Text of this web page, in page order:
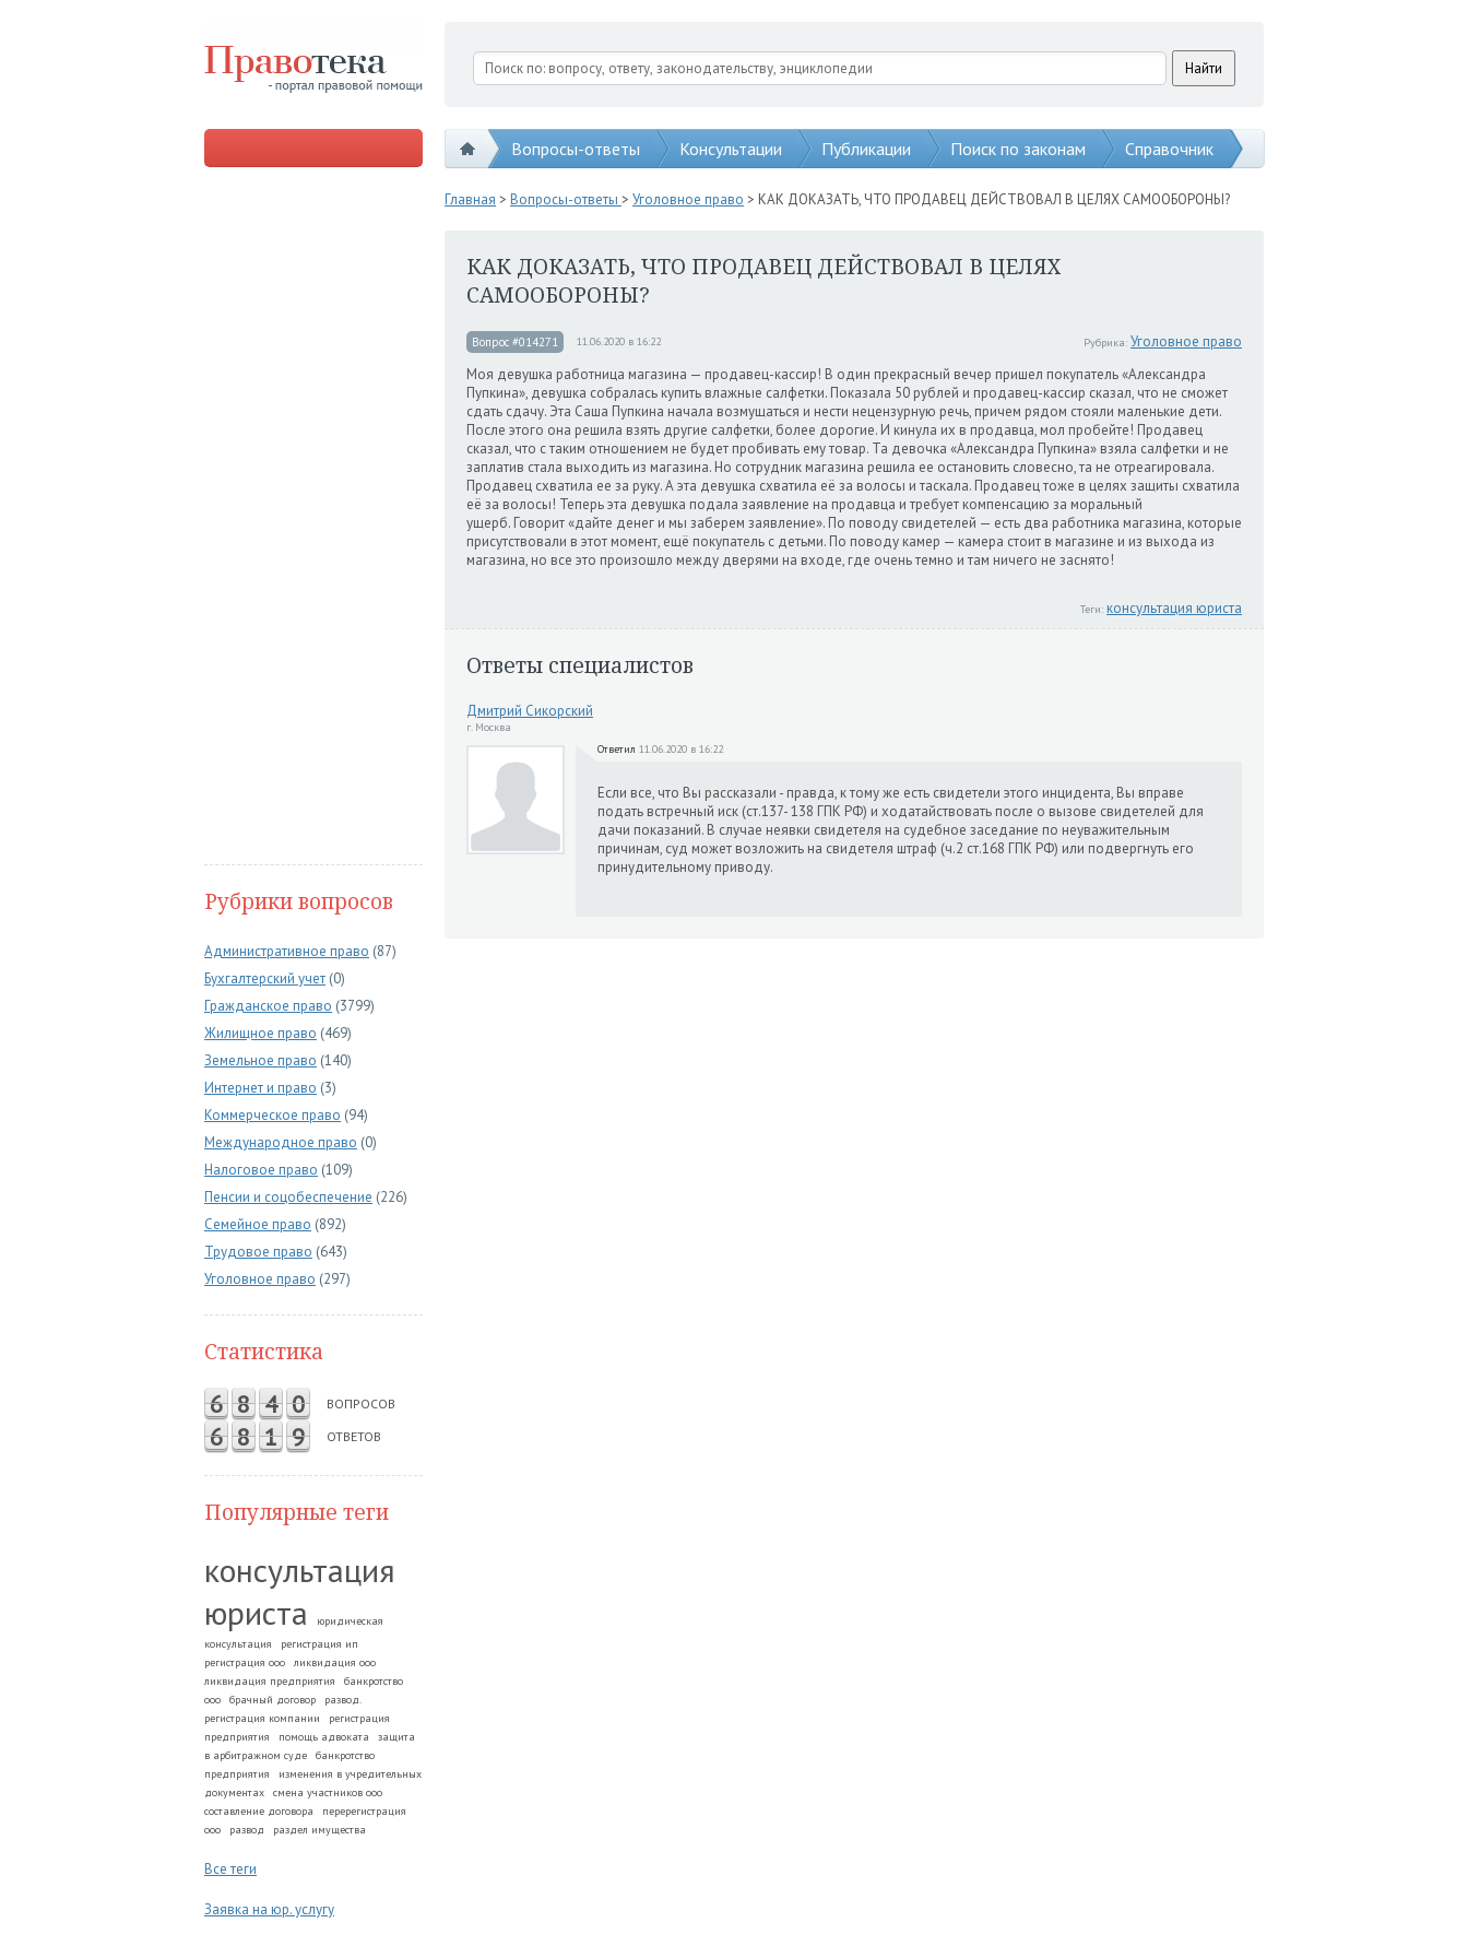
Вопросы-ответы Консультации Публикации Поиск по законам Справочник
Рубрики вопросов
Административное право (87)
Бухгалтерский учет (0)
Гражданское право (3799)
Жилищное право (469)
Земельное право (140)
Интернет и право (3)
Коммерческое право (94)
Международное право (0)
Налоговое право (109)
Пенсии и соцобеспечение (226)
Семейное право (892)
Трудовое право (643)
Уголовное право (297)
Статистика
6 8 4 0 ВОПРОСОВ
6 8 1 9 ОТВЕТОВ
Популярные теги
консультация
юриста
юридическая
консультация
регистрация ип
регистрация ооо
ликвидация ооо
ликвидация предприятия
банкротство
ооо
брачный договор
развод.
регистрация компании
регистрация
предприятия
помощь адвоката
защита
в арбитражном суде
банкротство
предприятия
изменения в учредительных
документах
смена участников ооо
составление договора
перерегистрация
ооо
развод раздел имущества
Все теги
Заявка на юр. услугу
Главная > Вопросы-ответы > Уголовное право > КАК ДОКАЗАТЬ, ЧТО ПРОДАВЕЦ ДЕЙСТВОВАЛ В ЦЕЛЯХ САМООБОРОНЫ?
КАК ДОКАЗАТЬ, ЧТО ПРОДАВЕЦ ДЕЙСТВОВАЛ В ЦЕЛЯХ
САМООБОРОНЫ?
Вопрос #014271 11.06.2020 в 16:22 Рубрика: Уголовное право
Моя девушка работница магазина — продавец-кассир! В один прекрасный вечер пришел покупатель «Александра
Пупкина», девушка собралась купить влажные салфетки. Показала 50 рублей и продавец-кассир сказал, что не сможет
сдать сдачу. Эта Саша Пупкина начала возмущаться и нести нецензурную речь, причем рядом стояли маленькие дети.
После этого она решила взять другие салфетки, более дорогие. И кинула их в продавца, мол пробейте! Продавец
сказал, что с таким отношением не будет пробивать ему товар. Та девочка «Александра Пупкина» взяла салфетки и не
заплатив стала выходить из магазина. Но сотрудник магазина решила ее остановить словесно, та не отреагировала.
Продавец схватила ее за руку. А эта девушка схватила её за волосы и таскала. Продавец тоже в целях защиты схватила
её за волосы! Теперь эта девушка подала заявление на продавца и требует компенсацию за моральный
ущерб. Говорит «дайте денег и мы заберем заявление». По поводу свидетелей — есть два работника магазина, которые
присутствовали в этот момент, ещё покупатель с детьми. По поводу камер — камера стоит в магазине и из выхода из
магазина, но все это произошло между дверями на входе, где очень темно и там ничего не заснято!
Теги: консультация юриста
Ответы специалистов
Дмитрий Сикорский
г. Москва
Ответил 11.06.2020 в 16:22
Если все, что Вы рассказали - правда, к тому же есть свидетели этого инцидента, Вы вправе
подать встречный иск (ст.137- 138 ГПК РФ) и ходатайствовать после о вызове свидетелей для
дачи показаний. В случае неявки свидетеля на судебное заседание по неуважительным
причинам, суд может возложить на свидетеля штраф (ч.2 ст.168 ГПК РФ) или подвергнуть его
принудительному приводу.